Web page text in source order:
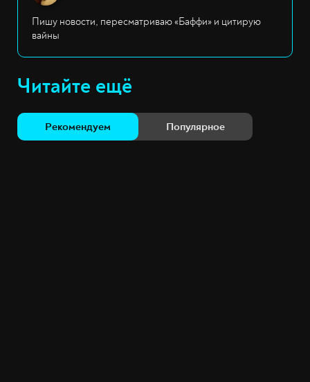
Пишу новости, пересматриваю «Баффи» и цитирую
вайны
Читайте ещё
Рекомендуем Популярное